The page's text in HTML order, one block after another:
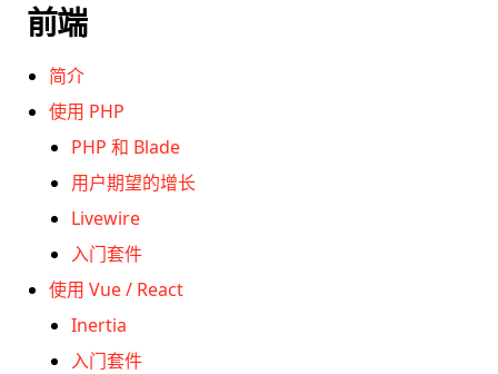
前端
简介
使用 PHP
PHP 和 Blade
用户期望的增长
Livewire
入门套件
使用 Vue / React
Inertia
入门套件